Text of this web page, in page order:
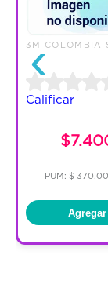
‹
3M COLOMBIA
Calificar
PUM: $
Agregar